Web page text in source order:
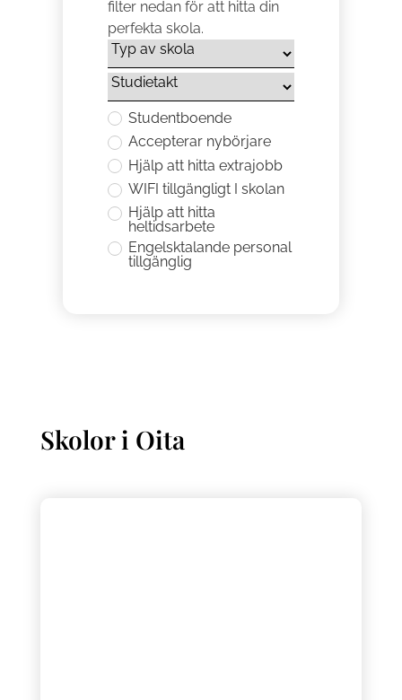
filter nedan för att hitta din
perfekta skola.
Studentboende
Accepterar nybörjare
Hjälp att hitta extrajobb
WIFI tillgängligt I skolan
Hjälp att hitta
heltidsarbete
Engelsktalande personal
tillgänglig
Skolor i Oita